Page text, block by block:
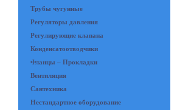
Трубы чугунные
Регуляторы давления
Регулирующие клапана
Конденсатоотводчики
Фланцы – Прокладки
Вентиляция
Сантехника
Нестандартное оборудование